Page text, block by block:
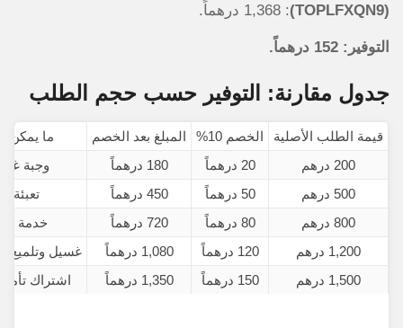
(TOPLFXQN9)
: 1,368 درهماً.
التوفير: 152 درهماً.
جدول مقارنة: التوفير حسب حجم الطلب
قيمة الطلب الأصلية الخصم 10% المبلغ بعد الخصم
ما يمكن
200 درهم
20 درهماً 180 درهماً
وجبة
500 درهم
50 درهماً 450 درهماً
تعبئة
800 درهم
80 درهماً 720 درهماً
خدمة
1,200 درهم
120 درهماً 1,080 درهماً
غسيل وتلميع
1,500 درهم
150 درهماً 1,350 درهماً اشتراك